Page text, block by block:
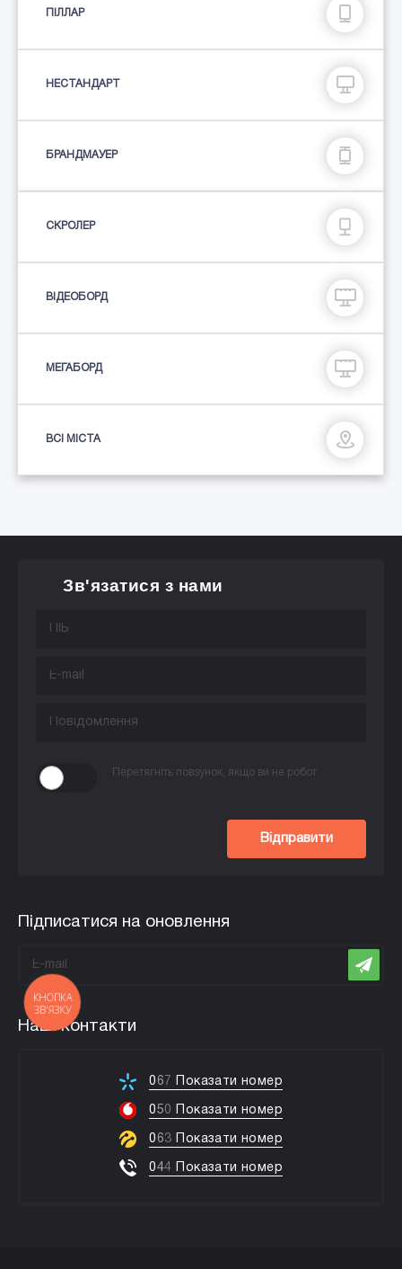
ПIЛЛАР
НЕСТАНДАРТ
БРАНДМАУЕР
СКРОЛЕР
ВІДЕОБОРД
МЕГАБОРД
ВСІ МІСТА
Зв'язатися з нами
Перетягніть повзунок, якщо ви не робот
Відправити
Підписатися на оновлення
Наші контакти
06 7 Показати номер
050 Показати номер
063 Показати номер
044 Показати номер
КНОПКА
ЗВ'ЯЗКУ